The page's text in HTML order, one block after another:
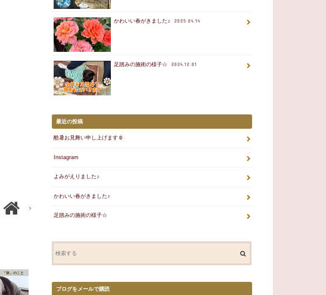
「体」のこと
かわいい春がきました♪ 2025.04.14
足踏みの施術の様子☆ 2024.12.01
最近の投稿
酷暑お見舞い申し上げます☺
Instagram
よみがえりました♪
かわいい春がきました♪
足踏みの施術の様子☆
ブログをメールで購読